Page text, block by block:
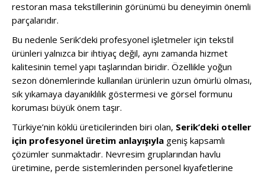
restoran masa tekstillerinin görünümü bu deneyimin önemli
parçalarıdır.
Bu nedenle Serik’deki profesyonel işletmeler için tekstil
ürünleri yalnızca bir ihtiyaç değil, aynı zamanda hizmet
kalitesinin temel yapı taşlarından biridir. Özellikle yoğun
sezon dönemlerinde kullanılan ürünlerin uzun ömürlü olması,
sık yıkamaya dayanıklılık göstermesi ve görsel formunu
koruması büyük önem taşır.
Türkiye’nin köklü üreticilerinden biri olan, Serik’deki oteller
için profesyonel üretim anlayışıyla geniş kapsamlı
çözümler sunmaktadır. Nevresim gruplarından havlu
üretimine, perde sistemlerinden personel kıyafetlerine